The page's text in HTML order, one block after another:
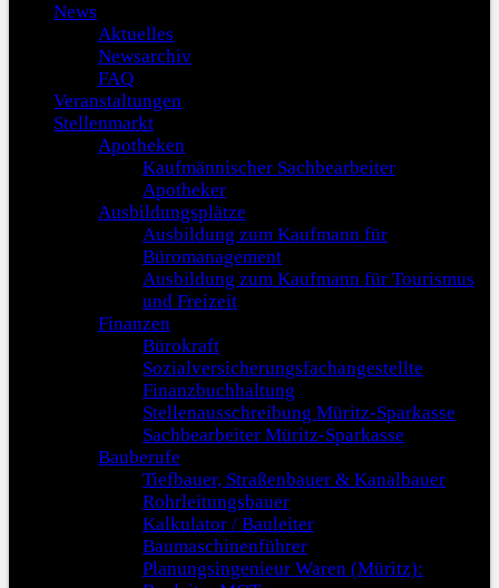
News
Aktuelles
Newsarchiv
FAQ
Veranstaltungen
Stellenmarkt
Apotheken
Kaufmännischer Sachbearbeiter
Apotheker
Ausbildungsplätze
Ausbildung zum Kaufmann für
Büromanagement
Ausbildung zum Kaufmann für Tourismus
und Freizeit
Finanzen
Bürokraft
Sozialversicherungsfachangestellte
Finanzbuchhaltung
Stellenausschreibung Müritz-Sparkasse
Sachbearbeiter Müritz-Sparkasse
Bauberufe
Tiefbauer, Straßenbauer & Kanalbauer
Rohrleitungsbauer
Kalkulator / Bauleiter
Baumaschinenführer
Planungsingenieur Waren (Müritz):